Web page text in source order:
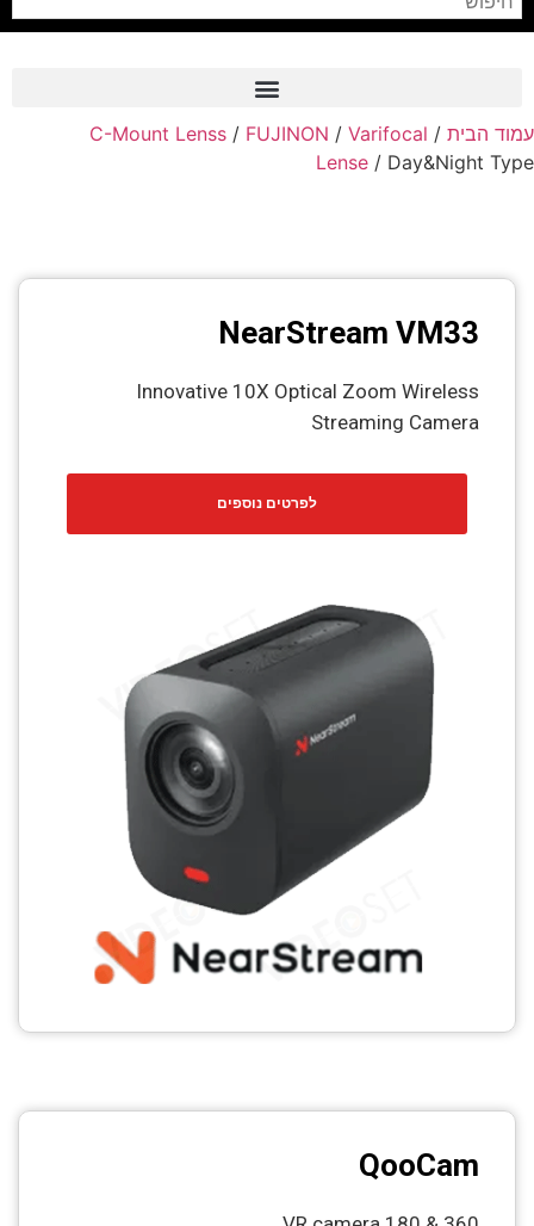
Frame Grabber
PTZ Confrence Camera
C-Mount Lenss
Professional Video Equipment
Visualizer
Fiber Optic
Photo Printers
עמוד הבית /
C-Mount Lenss / FUJINON / Varifocal
Lense / Day&Night Type
NearStream VM33
Innovative 10X Optical Zoom Wireless
Streaming Camera
לפרטים נוספים
QooCam